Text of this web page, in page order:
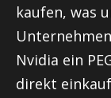
kaufen, was
Nvidia ein
direkt